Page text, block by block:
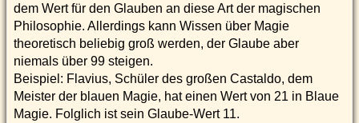
dem Wert für den Glauben an diese Art der magischen
Philosophie. Allerdings kann Wissen über Magie
theoretisch beliebig groß werden, der Glaube aber
niemals über 99 steigen.
Beispiel: Flavius, Schüler des großen Castaldo, dem
Meister der blauen Magie, hat einen Wert von 21 in Blaue
Magie. Folglich ist sein Glaube-Wert 11.